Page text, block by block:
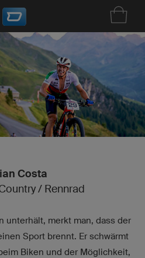
Costa
/ Rennrad
unterhält, merkt man, dass der
Sport brennt. Er schwärmt
Biken und der Möglichkeit,